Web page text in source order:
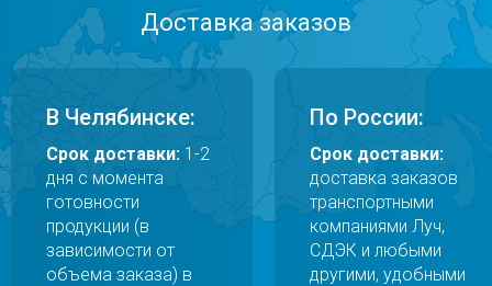
Доставка заказов
В Челябинске:
Срок доставки: 1-2
дня с момента
готовности
продукции (в
зависимости от
объема заказа) в
По России:
Срок доставки:
доставка заказов
транспортными
компаниями Луч,
СДЭК и любыми
другими, удобными